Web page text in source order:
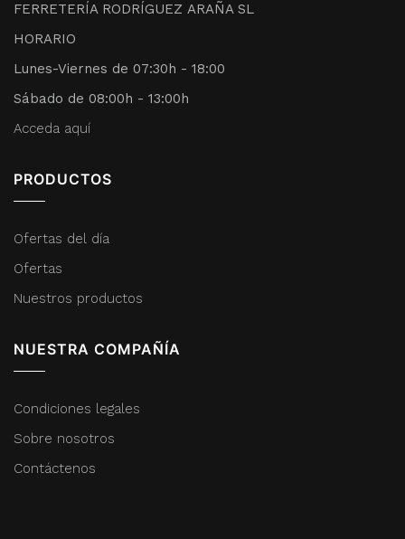
FERRETERÍA RODRÍGUEZ ARAÑA SL
HORARIO
Lunes-Viernes de 07:30h - 18:00
Sábado de 08:00h - 13:00h
Acceda aquí
PRODUCTOS
Ofertas del día
Ofertas
Nuestros productos
NUESTRA COMPAÑÍA
Condiciones legales
Sobre nosotros
Contáctenos